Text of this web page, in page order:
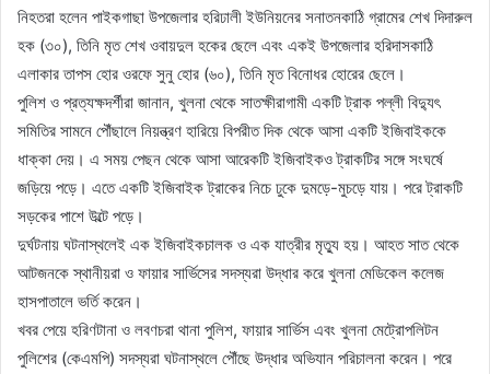
নিহতরা হলেন পাইকগাছা উপজেলার হরিঢালী ইউনিয়নের সনাতনকাঠি গ্রামের শেখ দিদারুল
হক (৩০), তিনি মৃত শেখ ওবায়দুল হকের ছেলে এবং একই উপজেলার হরিদাসকাঠি
এলাকার তাপস হোর ওরফে সুনু হোর (৬০), তিনি মৃত বিনোধর হোরের ছেলে।
পুলিশ ও প্রত্যক্ষদর্শীরা জানান, খুলনা থেকে সাতক্ষীরাগামী একটি ট্রাক পল্লী বিদ্যুৎ
সমিতির সামনে পৌঁছালে নিয়ন্ত্রণ হারিয়ে বিপরীত দিক থেকে আসা একটি ইজিবাইককে
ধাক্কা দেয়। এ সময় পেছন থেকে আসা আরেকটি ইজিবাইকও ট্রাকটির সঙ্গে সংঘর্ষে
জড়িয়ে পড়ে। এতে একটি ইজিবাইক ট্রাকের নিচে ঢুকে দুমড়ে-মুচড়ে যায়। পরে ট্রাকটি
সড়কের পাশে উল্টে পড়ে।
দুর্ঘটনায় ঘটনাস্থলেই এক ইজিবাইকচালক ও এক যাত্রীর মৃত্যু হয়। আহত সাত থেকে
আটজনকে স্থানীয়রা ও ফায়ার সার্ভিসের সদস্যরা উদ্ধার করে খুলনা মেডিকেল কলেজ
হাসপাতালে ভর্তি করেন।
খবর পেয়ে হরিণটানা ও লবণচরা থানা পুলিশ, ফায়ার সার্ভিস এবং খুলনা মেট্রোপলিটন
পুলিশের (কেএমপি) সদস্যরা ঘটনাস্থলে পৌঁছে উদ্ধার অভিযান পরিচালনা করেন। পরে